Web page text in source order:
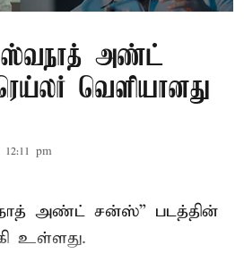
அண்ட்
வெளியானது
pm
அண்ட் சன்ஸ்” படத்தின்
உள்ளது.